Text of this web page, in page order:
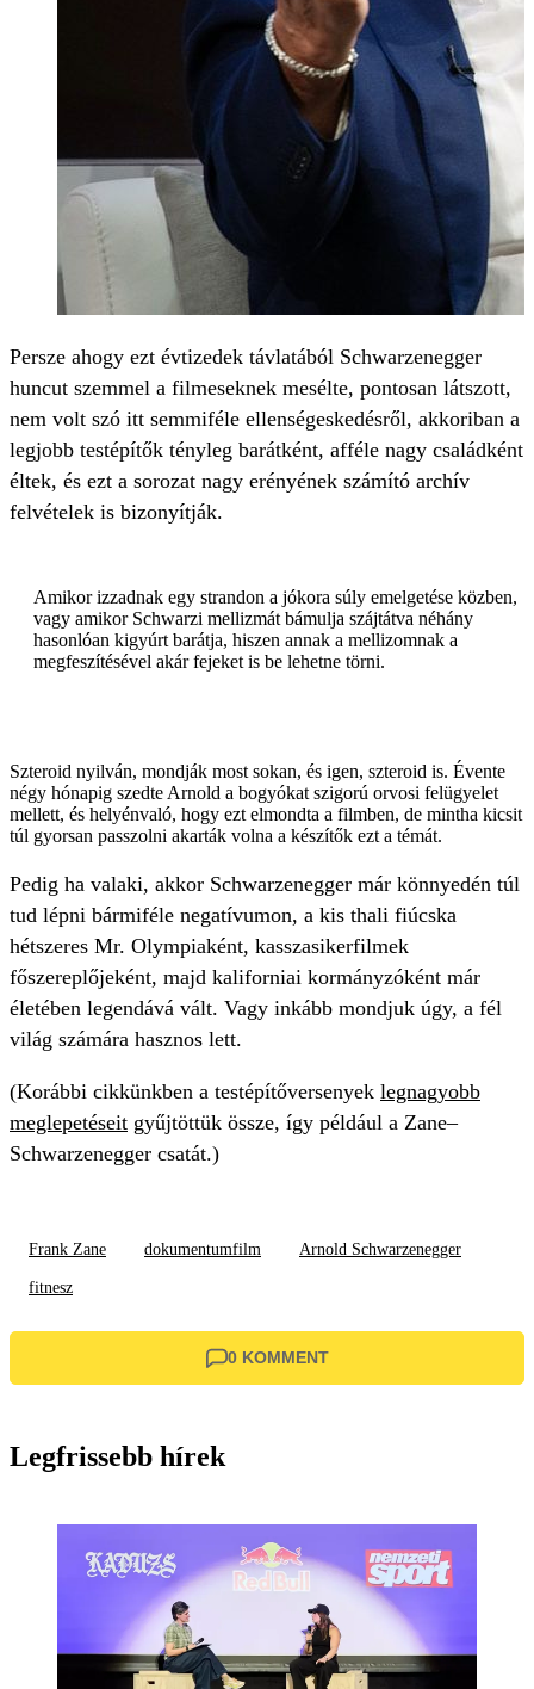
Persze ahogy ezt évtizedek távlatából Schwarzenegger
huncut szemmel a filmeseknek mesélte, pontosan látszott,
nem volt szó itt semmiféle ellenségeskedésről, akkoriban a
legjobb testépítők tényleg barátként, afféle nagy családként
éltek, és ezt a sorozat nagy erényének számító archív
felvételek is bizonyítják.
Amikor izzadnak egy strandon a jókora súly emelgetése közben,
vagy amikor Schwarzi mellizmát bámulja szájtátva néhány
hasonlóan kigyúrt barátja, hiszen annak a mellizomnak a
megfeszítésével akár fejeket is be lehetne törni.
Szteroid nyilván, mondják most sokan, és igen, szteroid is. Évente
négy hónapig szedte Arnold a bogyókat szigorú orvosi felügyelet
mellett, és helyénvaló, hogy ezt elmondta a filmben, de mintha kicsit
túl gyorsan passzolni akarták volna a készítők ezt a témát.
Pedig ha valaki, akkor Schwarzenegger már könnyedén túl
tud lépni bármiféle negatívumon, a kis thali fiúcska
hétszeres Mr. Olympiaként, kasszasikerfilmek
főszereplőjeként, majd kaliforniai kormányzóként már
életében legendává vált. Vagy inkább mondjuk úgy, a fél
világ számára hasznos lett.
(Korábbi cikkünkben a testépítőversenyek legnagyobb
meglepetéseit gyűjtöttük össze, így például a Zane–
Schwarzenegger csatát.)
Frank Zane dokumentumfilm Arnold Schwarzenegger
fitnesz
0 KOMMENT
Legfrissebb hírek